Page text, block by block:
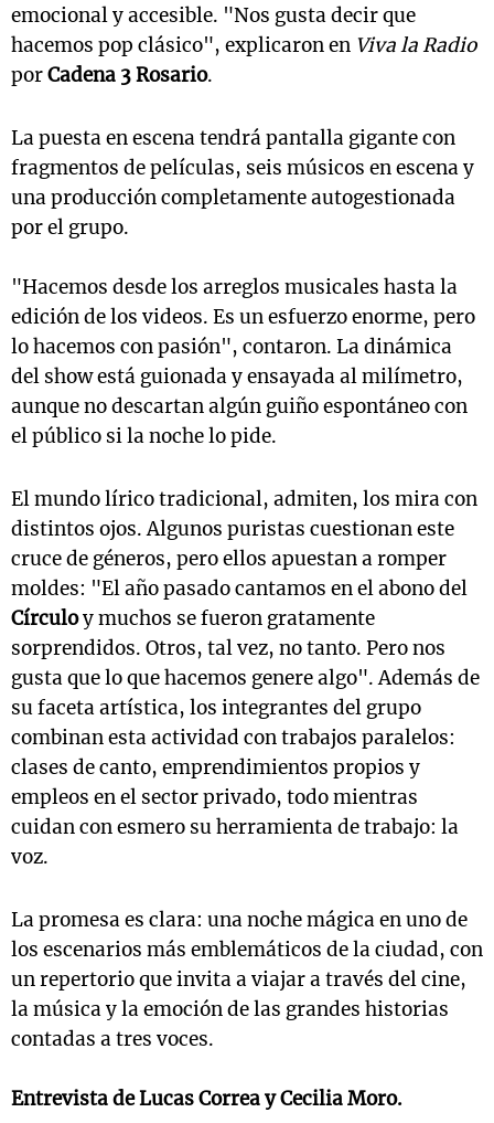
emocional y accesible. "Nos gusta decir que
hacemos pop clásico", explicaron en Viva la Radio
porCadena 3 Rosario.
La puesta en escena tendrá pantalla gigante con
fragmentos de películas, seis músicos en escena y
una producción completamente autogestionada
por el grupo.
"Hacemos desde los arreglos musicales hasta la
edición de los videos. Es un esfuerzo enorme, pero
lo hacemos con pasión", contaron. La dinámica
del show está guionada y ensayada al milímetro,
aunque no descartan algún guiño espontáneo con
el público si la noche lo pide.
El mundo lírico tradicional, admiten, los mira con
distintos ojos. Algunos puristas cuestionan este
cruce de géneros, pero ellos apuestan a romper
moldes: "El año pasado cantamos en el abono del
Círculoy muchos se fueron gratamente
sorprendidos. Otros, tal vez, no tanto. Pero nos
gusta que lo que hacemos genere algo". Además de
su faceta artística, los integrantes del grupo
combinan esta actividad con trabajos paralelos:
clases de canto, emprendimientos propios y
empleos en el sector privado, todo mientras
cuidan con esmero su herramienta de trabajo: la
voz.
La promesa es clara: una noche mágica en uno de
los escenarios más emblemáticos de la ciudad, con
un repertorio que invita a viajar a través del cine,
la música y la emoción de las grandes historias
contadas a tres voces.
Entrevista deLucas CorreayCecilia Moro.